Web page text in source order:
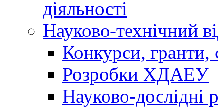
діяльності
Науково-технічний
Конкурси, гранти,
Розробки ХДАЕУ
Науково-дослідні